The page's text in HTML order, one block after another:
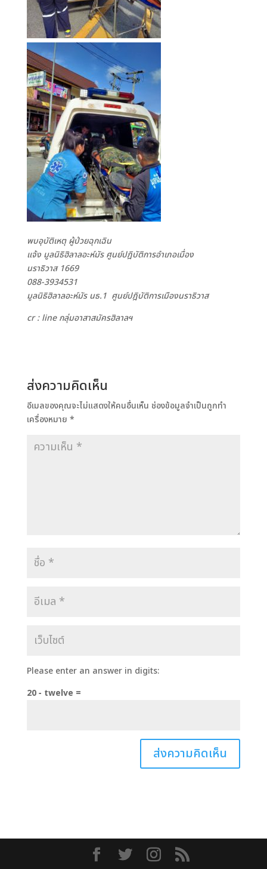
พบอุบัติเหตุ ผู้ป่วยฉุกเฉิน
แจ้ง มูลนิธิฮิลาลอะห์มัร ศูนย์ปฎิบัติการอำเภอเมื่อง
นราธิวาส 1669
088-3934531
มูลนิธิฮิลาลอะห์มัร นธ.1 ศูนย์ปฎิบัติการเมืองนราธิวาส
cr : line กลุ่มอาสาสมัครฮิลาลฯ
ส่งความคิดเห็น
อีเมลของคุณจะไม่แสดงให้คนอื่นเห็น ช่องข้อมูลจำเป็นถูกทำ
เครื่องหมาย *
Please enter an answer in digits:
20 − twelve =